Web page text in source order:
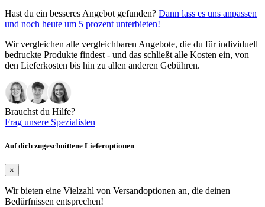
Hast du ein besseres Angebot gefunden? Dann lass es uns anpassen
und noch heute um 5 prozent unterbieten!
Wir vergleichen alle vergleichbaren Angebote, die du für individuell
bedruckte Produkte findest - und das schließt alle Kosten ein, von
den Lieferkosten bis hin zu allen anderen Gebühren.
Brauchst du Hilfe?
Frag unsere Spezialisten
Auf dich zugeschnittene Lieferoptionen
×
Wir bieten eine Vielzahl von Versandoptionen an, die deinen
Bedürfnissen entsprechen!